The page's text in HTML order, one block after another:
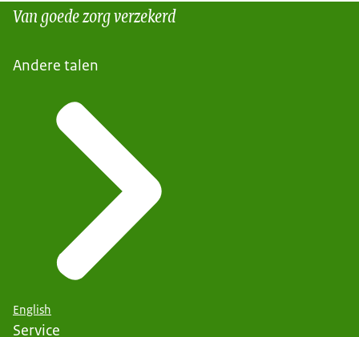
Van goede zorg verzekerd
Andere talen
English
Service